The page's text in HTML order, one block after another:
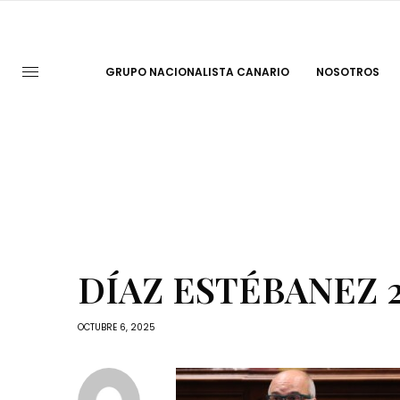
GRUPO NACIONALISTA CANARIO NOSOTROS
DÍAZ ESTÉBANEZ
OCTUBRE 6, 2025